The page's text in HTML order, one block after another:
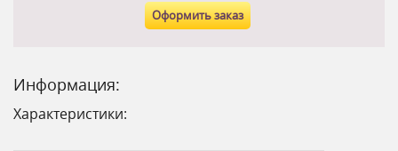
Оформить заказ
Информация:
Характеристики: